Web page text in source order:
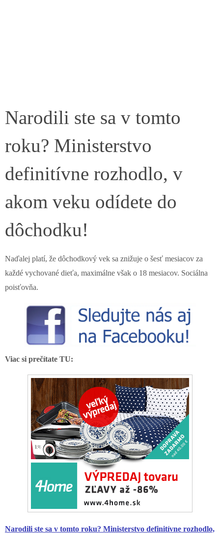
Narodili ste sa v tomto
roku? Ministerstvo
definitívne rozhodlo, v
akom veku odídete do
dôchodku!
Naďalej platí, že dôchodkový vek sa znižuje o šesť mesiacov za
každé vychované dieťa, maximálne však o 18 mesiacov. Sociálna
poisťovňa.
Viac si prečítate TU:
Narodili ste sa v tomto roku? Ministerstvo definitívne rozhodlo,